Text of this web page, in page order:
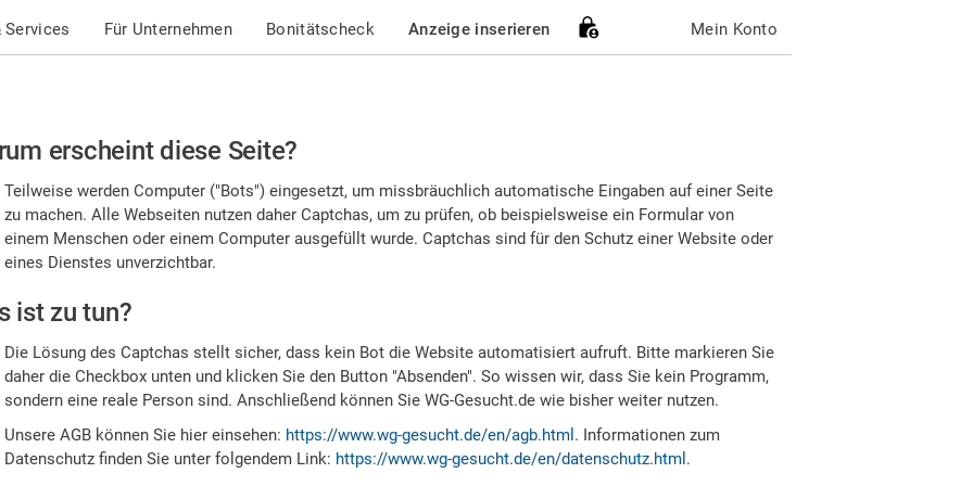
Services Für Unternehmen Bonitätscheck Anzeige inserieren Mein Konto
erscheint diese Seite?
Teilweise werden Computer ("Bots") eingesetzt, um missbräuchlich automatische Eingaben auf einer Seite
zu machen. Alle Webseiten nutzen daher Captchas, um zu prüfen, ob beispielsweise ein Formular von
einem Menschen oder einem Computer ausgefüllt wurde. Captchas sind für den Schutz einer Website oder
eines Dienstes unverzichtbar.
ist zu tun?
Die Lösung des Captchas stellt sicher, dass kein Bot die Website automatisiert aufruft. Bitte markieren Sie
daher die Checkbox unten und klicken Sie den Button "Absenden". So wissen wir, dass Sie kein Programm,
sondern eine reale Person sind. Anschließend können Sie WG-Gesucht.de wie bisher weiter nutzen.
Unsere AGB können Sie hier einsehen: https://www.wg-gesucht.de/en/agb.html . Informationen zum
Datenschutz finden Sie unter folgendem Link: https://www.wg-gesucht.de/en/datenschutz.html .